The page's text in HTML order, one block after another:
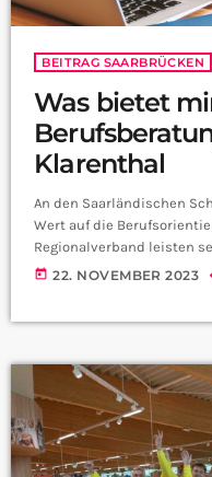
BEITRAG SAARBRÜCKEN
Was bietet
Klarenthal
An den Saarländischen
Wert auf die
Regionalverband leisten
dafür, die Schüler und
today 22. NOVEMBER 2023